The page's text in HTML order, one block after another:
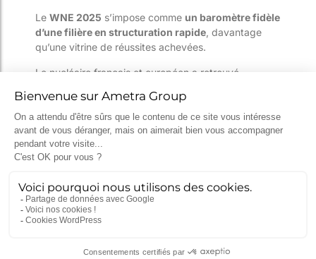
Le WNE 2025 s’impose comme un baromètre fidèle
d’une filière en structuration rapide , davantage
qu’une vitrine de réussites achevées.
Le nucléaire français et européen a retrouvé
demeurent : montée en puissance industrielle,
gestion des compétences, sécurité des chaînes
d’approvisionnement et diversification des usages.
Dans ce contexte, Ametra Group poursuit son
durable et maîtrisée, forte de plusieurs décennies
d’expertise au service de l’industrie.
Pour en savoir plus sur les activités, les expertises et
ametragroup.com. Vous pouvez également nous